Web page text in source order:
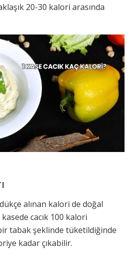
20-30 kalori arasında
alınan kalori de doğal
cacık 100 kalori
tabak şeklinde tüketildiğinde
kadar çıkabilir.